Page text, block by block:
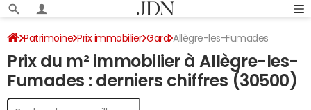
Patrimoine Prix immobilier Gard Allègre-les-Fumades
Prix du m² immobilier à Allègre-les-
Fumades : derniers chiffres (30500)